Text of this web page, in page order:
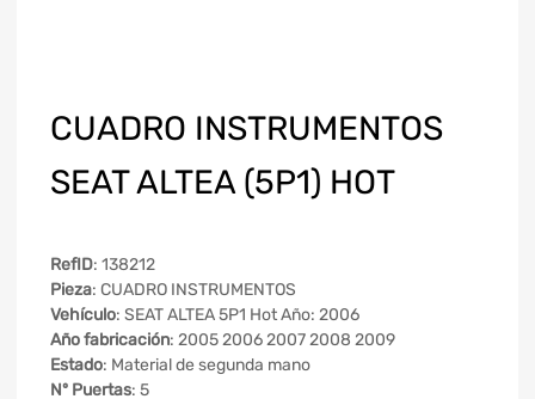
CUADRO INSTRUMENTOS
SEAT ALTEA (5P1) HOT
RefID: 138212
Pieza: CUADRO INSTRUMENTOS
Vehículo: SEAT ALTEA 5P1 Hot Año: 2006
Año fabricación: 2005 2006 2007 2008 2009
Estado: Material de segunda mano
Nº Puertas: 5